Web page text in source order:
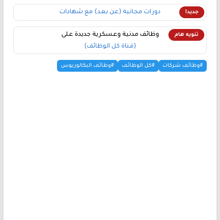
جديد! دورات مجانية (عن بعد) مع شهادات
تنويه هام
وظائف مدنية وعسكرية جديدة على
(قناة كل الوظائف)
#وظائف شركات #كل الوظائف #وظائف البكالوريوس